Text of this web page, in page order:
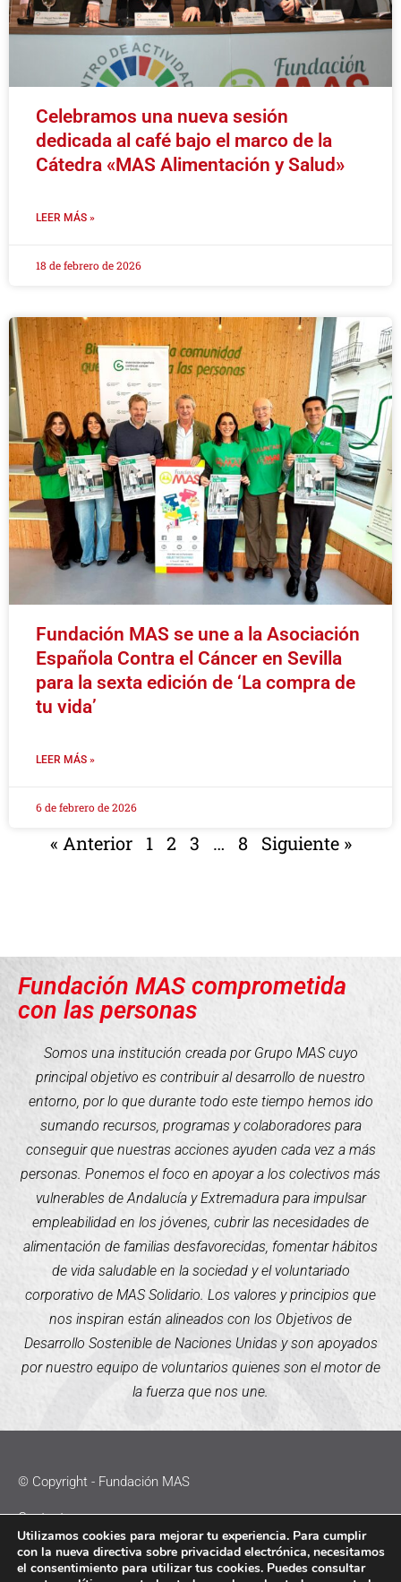
Celebramos una nueva sesión
dedicada al café bajo el marco de la
Cátedra «MAS Alimentación y Salud»
LEER MÁS »
18 de febrero de 2026
Fundación MAS se une a la Asociación
Española Contra el Cáncer en Sevilla
para la sexta edición de ‘La compra de
tu vida’
LEER MÁS »
6 de febrero de 2026
« Anterior 1 2 3 … 8 Siguiente »
Fundación MAS comprometida
con las personas
Somos una institución creada por Grupo MAS cuyo
principal objetivo es contribuir al desarrollo de nuestro
entorno, por lo que durante todo este tiempo hemos ido
sumando recursos, programas y colaboradores para
conseguir que nuestras acciones ayuden cada vez a más
personas. Ponemos el foco en apoyar a los colectivos más
vulnerables de Andalucía y Extremadura para impulsar
empleabilidad en los jóvenes, cubrir las necesidades de
alimentación de familias desfavorecidas, fomentar hábitos
de vida saludable en la sociedad y el voluntariado
corporativo de MAS Solidario. Los valores y principios que
nos inspiran están alineados con los Objetivos de
Desarrollo Sostenible de Naciones Unidas y son apoyados
por nuestro equipo de voluntarios quienes son el motor de
la fuerza que nos une.
© Copyright - Fundación MAS
Contacto
Política de Cookies
Utilizamos cookies para mejorar tu experiencia. Para cumplir
con la nueva directiva sobre privacidad electrónica, necesitamos
el consentimiento para utilizar tus cookies. Puedes consultar